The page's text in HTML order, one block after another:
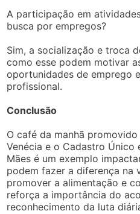
A participação em
busca por empregos?
Sim, a socialização e troca
como esse podem motivar
oportunidades de emprego
profissional.
Conclusão
O café da manhã
Venécia e o Cadastro Único
Mães é um exemplo
podem fazer a diferença na
promover a alimentação e
reforça a importância do
reconhecimento da luta